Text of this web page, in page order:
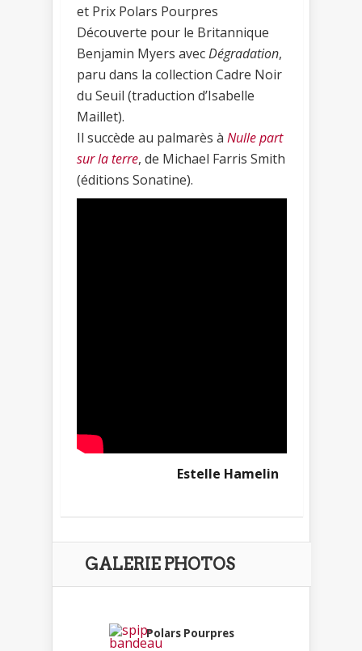
et Prix Polars Pourpres
Découverte pour le Britannique
Benjamin Myers avecDégradation,
paru dans la collection Cadre Noir
du Seuil (traduction d’Isabelle
Maillet).
Il succède au palmarès à Nulle part
sur la terre, de Michael Farris Smith
(éditions Sonatine).
Estelle Hamelin
GALERIE PHOTOS
Polars Pourpres